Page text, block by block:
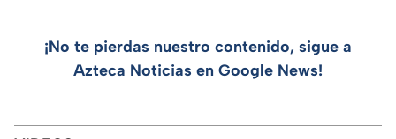
¡No te pierdas nuestro contenido, sigue a
Azteca Noticias en Google News!